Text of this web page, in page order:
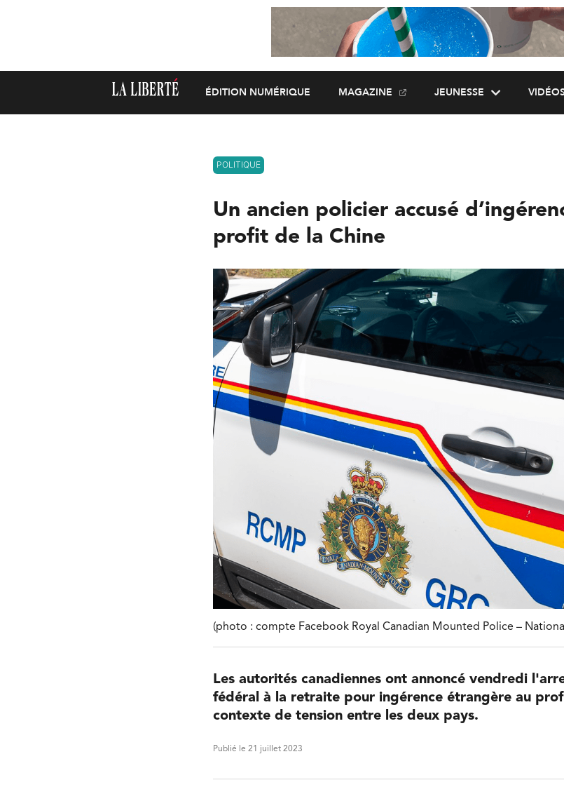
ÉDITION NUMÉRIQUE MAGAZINE JEUNESSE
POLITIQUE
Un ancien policier accusé
profit de la Chine
(photo : compte Facebook Royal Canadian Mounted Police –
Les autorités canadiennes ont annoncé vendredi
fédéral à la retraite pour ingérence étrangère au
contexte de tension entre les deux pays.
Publié le 21 juillet 2023